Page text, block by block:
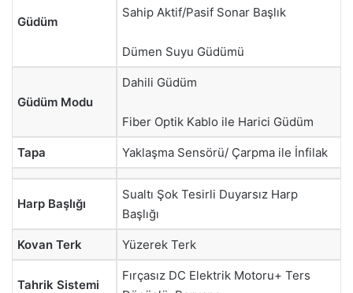
Güdüm
Sahip Aktif/Pasif Sonar Başlık
Dümen Suyu Güdümü
Güdüm Modu
Dahili Güdüm
Fiber Optik Kablo ile Harici Güdüm
Tapa Yaklaşma Sensörü/ Çarpma ile İnfilak
Harp Başlığı
Sualtı Şok Tesirli Duyarsız Harp
Başlığı
Kovan Terk Yüzerek Terk
Tahrik Sistemi
Fırçasız DC Elektrik Motoru+ Ters